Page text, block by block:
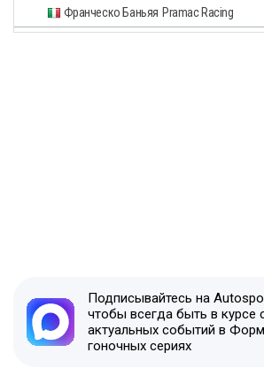
Франческо Баньяя Pramac Racing
Подписывайтесь на
чтобы всегда быть в курсе
актуальных событий в
гоночных сериях